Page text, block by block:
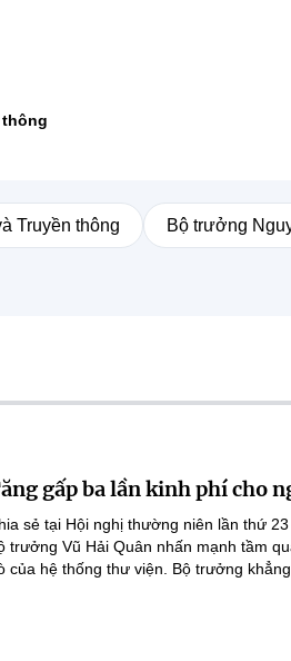
Truyền thông Bộ trưởng
gấp ba lần kinh phí cho
sẻ tại Hội nghị thường niên lần thứ
trưởng Vũ Hải Quân nhấn mạnh tầm
của hệ thống thư viện. Bộ trưởng